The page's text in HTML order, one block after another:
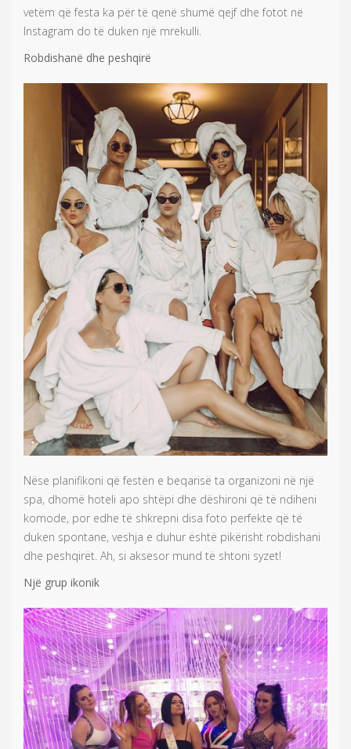
vetëm që festa ka për të qenë shumë qejf dhe fotot në
Instagram do të duken një mrekulli.
Robdishanë dhe peshqirë
Nëse planifikoni që festën e beqarisë ta organizoni në një
spa, dhomë hoteli apo shtëpi dhe dëshironi që të ndiheni
komode, por edhe të shkrepni disa foto perfekte që të
duken spontane, veshja e duhur është pikërisht robdishani
dhe peshqirët. Ah, si aksesor mund të shtoni syzet!
Një grup ikonik